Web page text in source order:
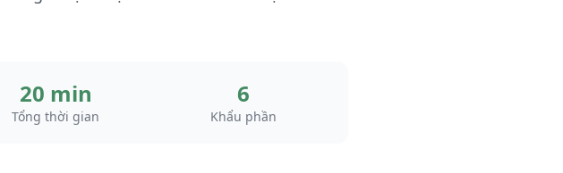
20 min
Tổng thời gian
6
Khẩu phần